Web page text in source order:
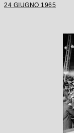
24 GIUGNO 1965